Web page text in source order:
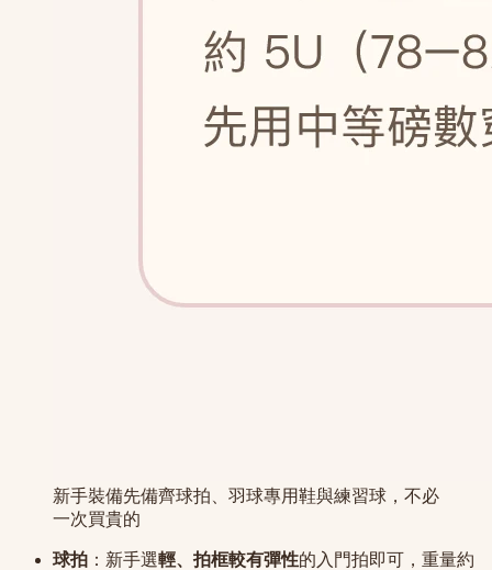
新手裝備先備齊球拍、羽球專用鞋與練習球，不必
一次買貴的
球拍 ：新手選輕、拍框較有彈性的入門拍即可，重量約